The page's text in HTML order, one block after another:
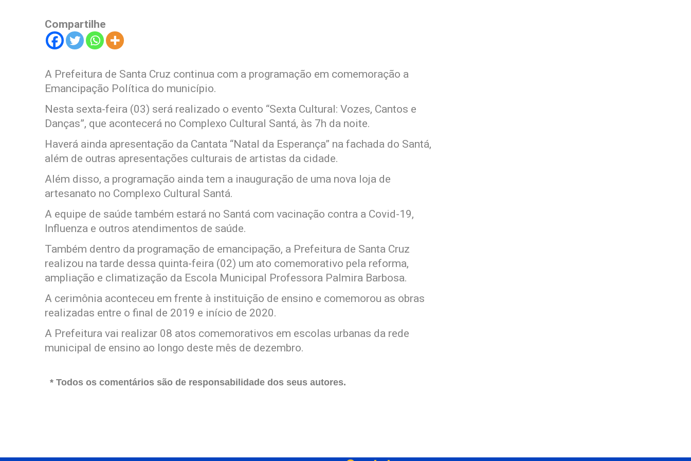
Compartilhe
A Prefeitura de Santa Cruz continua com a programação em comemoração a
Emancipação Política do município.
Nesta sexta-feira (03) será realizado o evento “Sexta Cultural: Vozes, Cantos e
Danças”, que acontecerá no Complexo Cultural Santá, às 7h da noite.
Haverá ainda apresentação da Cantata “Natal da Esperança” na fachada do Santá,
além de outras apresentações culturais de artistas da cidade.
Além disso, a programação ainda tem a inauguração de uma nova loja de
artesanato no Complexo Cultural Santá.
A equipe de saúde também estará no Santá com vacinação contra a Covid-19,
Influenza e outros atendimentos de saúde.
Também dentro da programação de emancipação, a Prefeitura de Santa Cruz
realizou na tarde dessa quinta-feira (02) um ato comemorativo pela reforma,
ampliação e climatização da Escola Municipal Professora Palmira Barbosa.
A cerimônia aconteceu em frente à instituição de ensino e comemorou as obras
realizadas entre o final de 2019 e início de 2020.
A Prefeitura vai realizar 08 atos comemorativos em escolas urbanas da rede
municipal de ensino ao longo deste mês de dezembro.
* Todos os comentários são de responsabilidade dos seus autores.